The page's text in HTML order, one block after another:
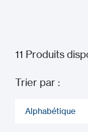
11 Produits
Trier par :
Alphabétique